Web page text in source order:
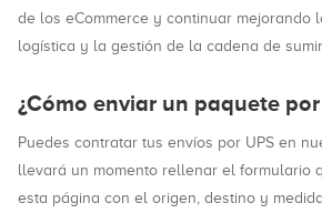
de los eCommerce y continuar mejorando
logística y la gestión de la cadena de
¿Cómo enviar un paquete por
Puedes contratar tus envíos por UPS en
llevará un momento rellenar el formulario
esta página con el origen, destino y